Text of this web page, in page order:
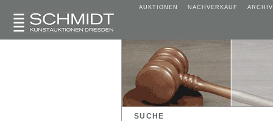
AUKTIONEN NACHVERKAUF ARCHIV
SUCHE